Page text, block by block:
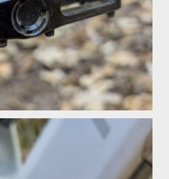
s nekompromisním
s nekompromisním
s nekompromisním